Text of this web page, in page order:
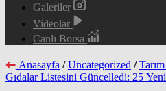
Galeriler
Videolar
Canlı Borsa
Anasayfa / Uncategorized /
Gıdalar Listesini Güncelledi: 25